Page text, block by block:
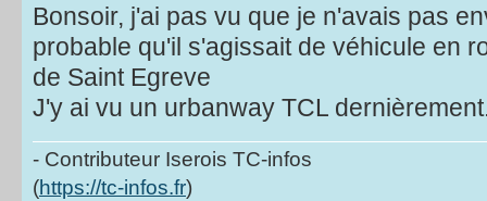
Bonsoir, j'ai pas vu que je n'avais pas
probable qu'il s'agissait de véhicule en
de Saint Egreve
J'y ai vu un urbanway TCL
- Contributeur Iserois TC-infos
(https://tc-infos.fr)